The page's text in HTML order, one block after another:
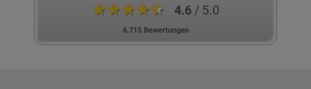
★★★★★ 4.6/ 5.0
6.715 Bewertungen